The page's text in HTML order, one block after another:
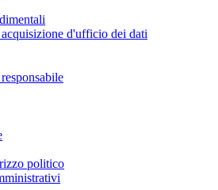
d'ufficio dei dati
politico